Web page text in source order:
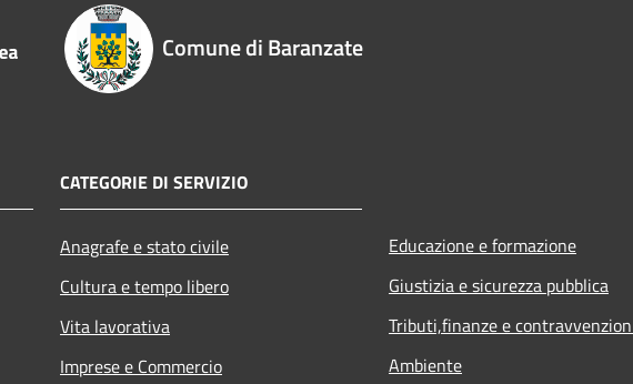
Comune di Baranzate
CATEGORIE DI SERVIZIO
Anagrafe e stato civile
Cultura e tempo libero
Vita lavorativa
Imprese e Commercio
Educazione e formazione
Giustizia e sicurezza pubblica
Tributi,finanze e
Ambiente